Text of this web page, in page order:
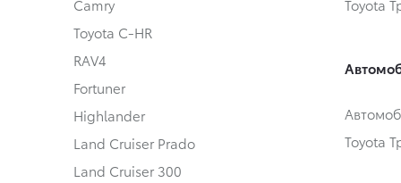
Camry
Toyota C-HR
RAV4
Fortuner
Highlander
Land Cruiser Prado
Land Cruiser 300
Toyota
Toyota